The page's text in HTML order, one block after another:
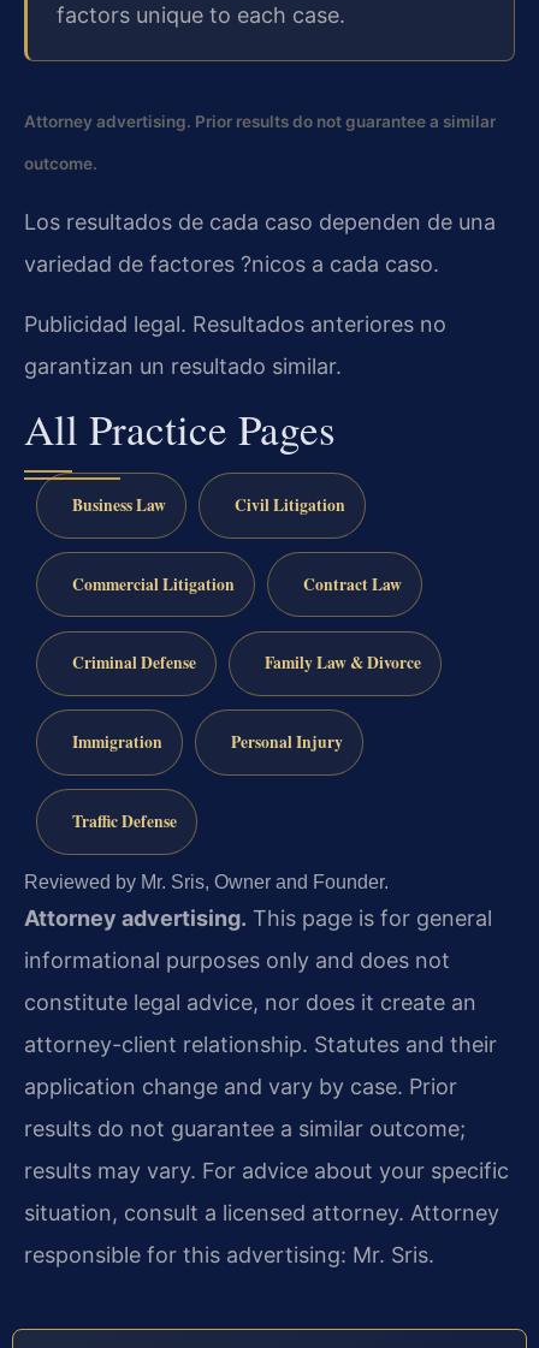
factors unique to each case.
Attorney advertising. Prior results do not guarantee a similar
outcome.
Los resultados de cada caso dependen de una
variedad de factores ?nicos a cada caso.
Publicidad legal. Resultados anteriores no
garantizan un resultado similar.
All Practice Pages
Business Law Civil Litigation
Commercial Litigation Contract Law
Criminal Defense Family Law & Divorce
Immigration Personal Injury
Traffic Defense
Reviewed by Mr. Sris, Owner and Founder.
Attorney advertising. This page is for general
informational purposes only and does not
constitute legal advice, nor does it create an
attorney-client relationship. Statutes and their
application change and vary by case. Prior
results do not guarantee a similar outcome;
results may vary. For advice about your specific
situation, consult a licensed attorney. Attorney
responsible for this advertising: Mr. Sris.